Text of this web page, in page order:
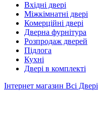
Вхідні двері
Міжкімнатні двері
Комерційні двері
Дверна фурнітура
Розпродаж дверей
Підлога
Кухні
Двері в комплекті
Інтернет магазин Всі Двері